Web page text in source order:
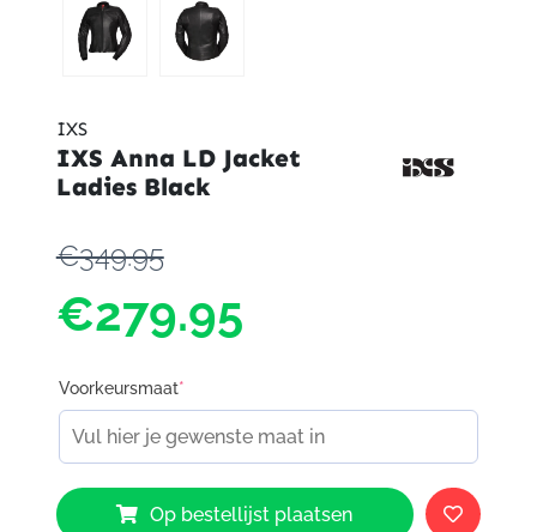
IXS
IXS Anna LD Jacket
Ladies Black
€349.95
€279.95
Voorkeursmaat*
IXS
Anna
Op bestellijst plaatsen